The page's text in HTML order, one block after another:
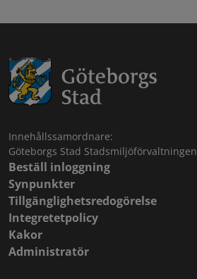
Innehållssamordnare:
Göteborgs Stad Stadsmiljöförvaltningen
Beställ inloggning
Synpunkter
Tillgänglighetsredogörelse
Integretetpolicy
Kakor
Administratör